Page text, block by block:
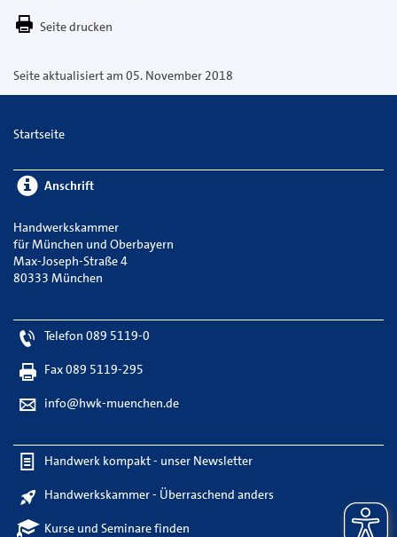
E-
versenden
X Whatsapp
Seite drucken
Seite aktualisiert am 05. November 2018
Startseite
Anschrift
Handwerkskammer
für München und Oberbayern
Max-Joseph-Straße 4
80333 München
Telefon 089 5119-0
Fax 089 5119-295
info@hwk-muenchen.de
Handwerk kompakt - unser Newsletter
Handwerkskammer - Überraschend anders
Kurse und Seminare finden